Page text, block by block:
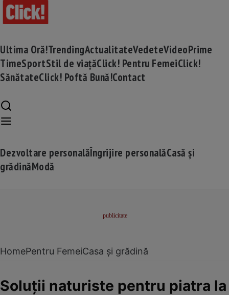
Ultima Oră!TrendingActualitateVedeteVideoPrime
TimeSportStil de viațăClick! Pentru FemeiClick!
SănătateClick! Poftă Bună!Contact
Dezvoltare personalăÎngrijire personalăCasă și
grădinăModă
HomePentru FemeiCasa și grădină
Soluţii naturiste pentru piatra